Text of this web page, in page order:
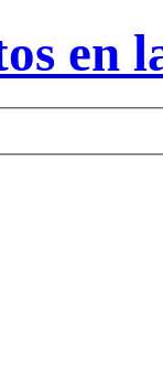
en